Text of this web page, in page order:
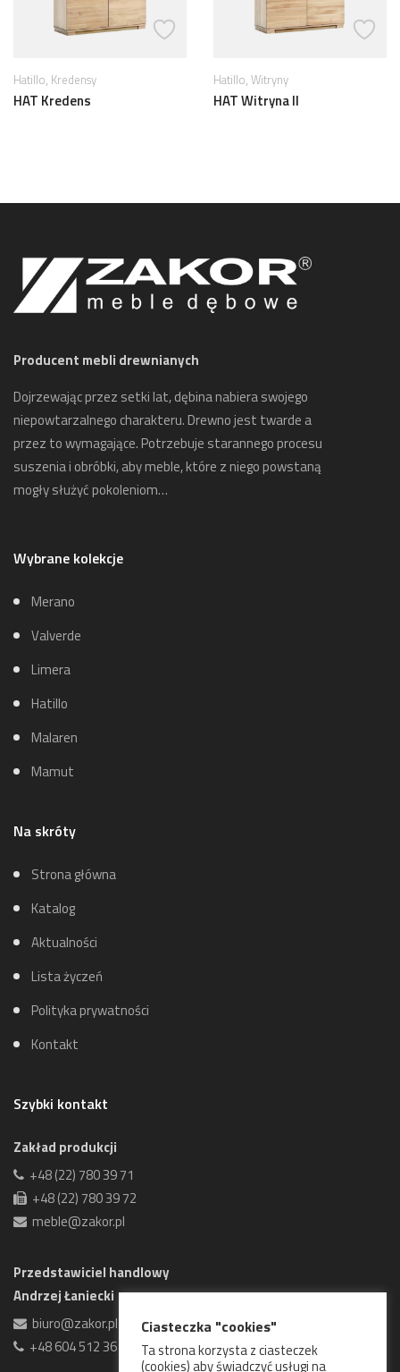
Hatillo,Witryny
HAT Witryna II
Kolekcje
HAT Komoda I
Producent mebli drewnianych
Dojrzewając przez setki lat, dębina nabiera swojego
niepowtarzalnego charakteru. Drewno jest twarde a
przez to wymagające. Potrzebuje starannego procesu
suszenia i obróbki, aby meble, które z niego powstaną
mogły służyć pokoleniom…
Wybrane kolekcje
Merano
Valverde
Limera
Hatillo
Malaren
Mamut
Na skróty
Strona główna
Katalog
Aktualności
Lista życzeń
Polityka prywatności
Kontakt
Szybki kontakt
Zakład produkcji
+48 (22) 780 39 71
+48 (22) 780 39 72
meble@zakor.pl
Przedstawiciel handlowy
Andrzej Łaniecki
biuro@zakor.pl
+48 604 512 361
Ciasteczka "cookies"
Ta strona korzysta z ciasteczek
(cookies) aby świadczyć usługi na